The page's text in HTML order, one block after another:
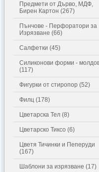
Предмети от Дърво, МДФ,
Бирен Картон (267)
Пънчове - Перфоратори за
Изрязване (66)
Салфетки (45)
Силиконови форми -
(117)
Фигурки от стиропор (52)
Филц (178)
Цветарска Тел (8)
Цветарско Тиксо (6)
Цветя Тичинки и Пеперуди
(167)
Шаблони за изрязване (17)